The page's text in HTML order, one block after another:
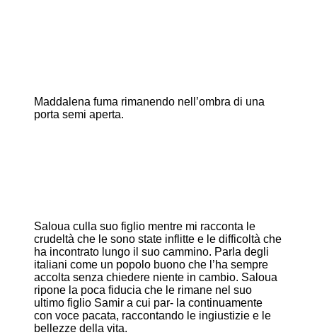
Maddalena fuma rimanendo nell’ombra di una
porta semi aperta.
Saloua culla suo figlio mentre mi racconta le
crudeltà che le sono state inflitte e le difficoltà che
ha incontrato lungo il suo cammino. Parla degli
italiani come un popolo buono che l’ha sempre
accolta senza chiedere niente in cambio. Saloua
ripone la poca fiducia che le rimane nel suo
ultimo figlio Samir a cui par- la continuamente
con voce pacata, raccontando le ingiustizie e le
bellezze della vita.